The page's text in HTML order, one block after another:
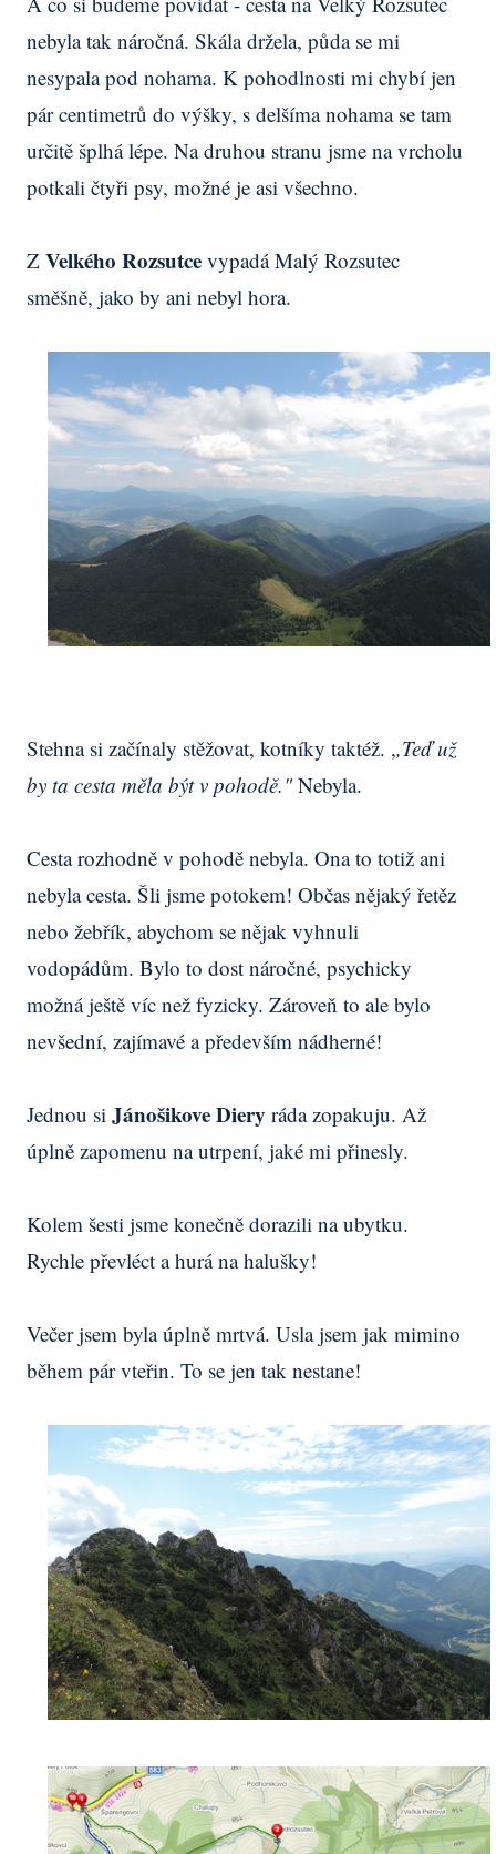
nebyla tak náročná. Skála držela, půda se mi
nesypala pod nohama. K pohodlnosti mi chybí jen
pár centimetrů do výšky, s delšíma nohama se tam
určitě šplhá lépe. Na druhou stranu jsme na vrcholu
potkali čtyři psy, možné je asi všechno.
Z Velkého Rozsutce vypadá Malý Rozsutec
směšně, jako by ani nebyl hora.
Stehna si začínaly stěžovat, kotníky taktéž. ,,Teď už
by ta cesta měla být v pohodě."Nebyla.
Cesta rozhodně v pohodě nebyla. Ona to totiž ani
nebyla cesta. Šli jsme potokem! Občas nějaký řetěz
nebo žebřík, abychom se nějak vyhnuli
vodopádům. Bylo to dost náročné, psychicky
možná ještě víc než fyzicky. Zároveň to ale bylo
nevšední, zajímavé a především nádherné!
Jednou si Jánošikove Diery ráda zopakuju. Až
úplně zapomenu na utrpení, jaké mi přinesly.
Kolem šesti jsme konečně dorazili na ubytku.
Rychle převléct a hurá na halušky!
Večer jsem byla úplně mrtvá. Usla jsem jak mimino
během pár vteřin. To se jen tak nestane!